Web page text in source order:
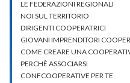
LE FEDERAZIONI REGIONALI
NOI SUL TERRITORIO
DIRIGENTI COOPERATRICI
GIOVANI IMPRENDITORI
COME CREARE UNA
PERCHÈ ASSOCIARSI
CONFCOOPERATIVE PER TE